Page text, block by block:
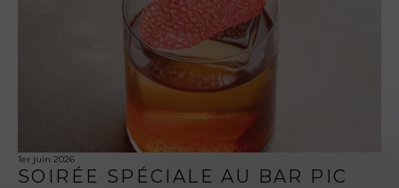
1er juin 2026
SOIRÉE SPÉCIALE AU BAR PIC